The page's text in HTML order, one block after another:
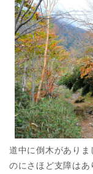
道中に倒木がありま
のにさほど支障はあ